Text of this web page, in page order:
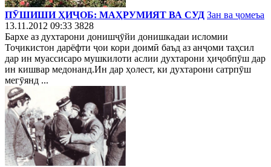
ПӮШИШИ ҲИҶОБ: МАҲРУМИЯТ ВА СУД Зан ва ҷомеъа
13.11.2012 09:33 3828
Бархе аз духтарони донишҷӯйи донишкадаи исломии
Тоҷикистон дарёфти ҷои кори доимӣ баъд аз анҷоми таҳсил
дар ин муассисаро мушкилоти аслии духтарони ҳиҷобпӯш дар
ин кишвар медонанд.Ин дар ҳолест, ки духтарони сатрпӯш
мегӯянд ...